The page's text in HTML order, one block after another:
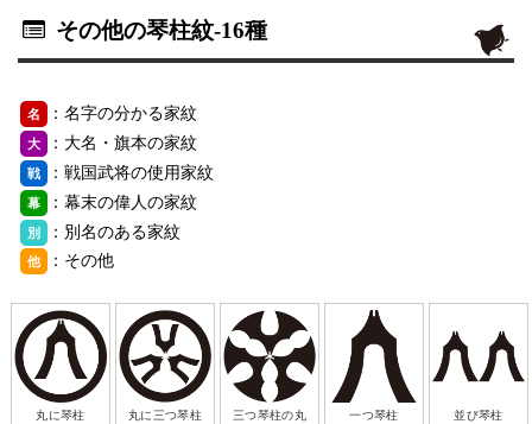
その他の琴柱紋-16種
名 ：名字の分かる家紋
大 ：大名・旗本の家紋
戦 ：戦国武将の使用家紋
幕 ：幕末の偉人の家紋
別 ：別名のある家紋
他 ：その他
丸に琴柱 丸に三つ琴柱 三つ琴柱の丸 一つ琴柱 並び琴柱